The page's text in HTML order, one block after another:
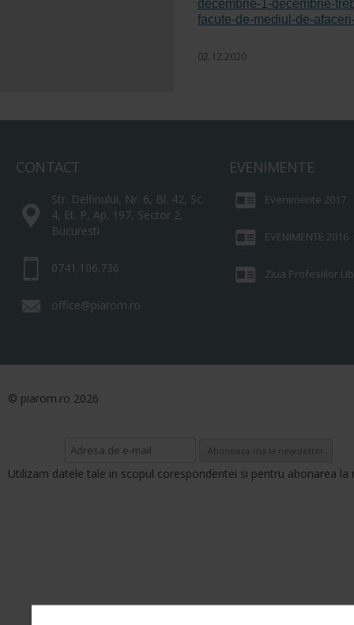
decembrie-1-decembrie-
facute-de-mediul-de-
02.12.2020
CONTACT
Str. Delfinului, Nr. 6, Bl. 42, Sc.
4, Et. P, Ap. 197, Sector 2,
Bucuresti
0741.106.736
office@piarom.ro
EVENIMENTE
Evenimente 2017
EVENIMENTE 2016
Ziua Profesiilor
© piarom.ro 2026
Utilizam datele tale in scopul corespondentei si pentru abonarea